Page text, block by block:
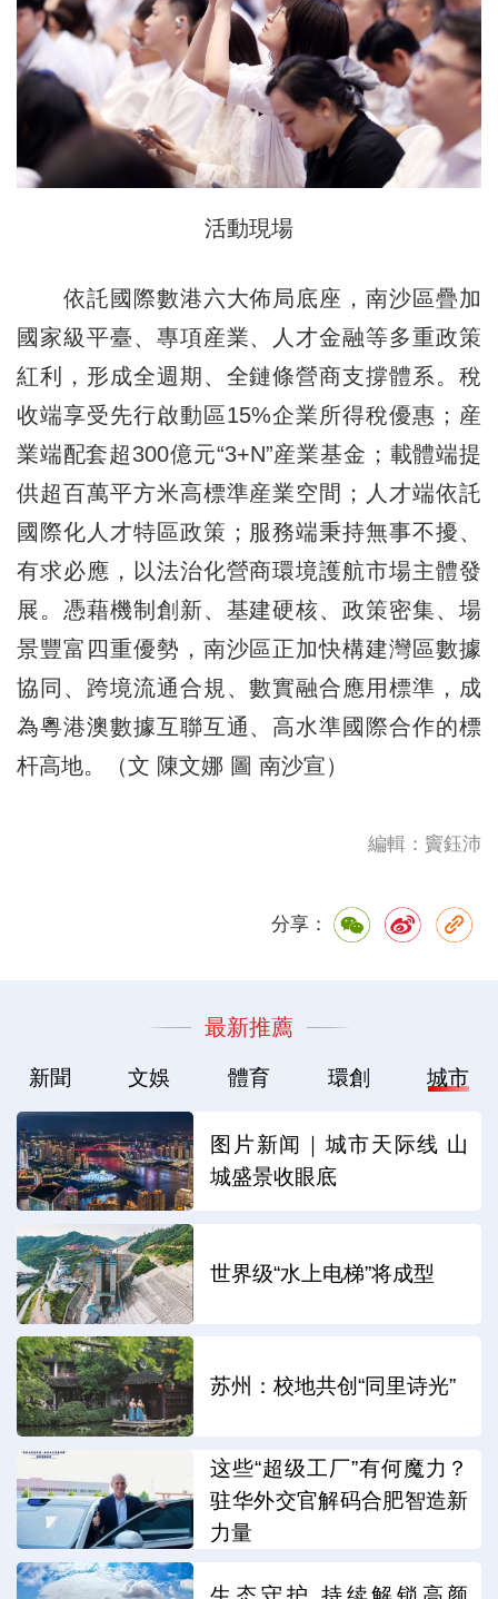
活動現場
依託國際數港六大佈局底座，南沙區疊加
國家級平臺、專項産業、人才金融等多重政策
紅利，形成全週期、全鏈條營商支撐體系。稅
收端享受先行啟動區15%企業所得稅優惠；産
業端配套超300億元“3+N”産業基金；載體端提
供超百萬平方米高標準産業空間；人才端依託
國際化人才特區政策；服務端秉持無事不擾、
有求必應，以法治化營商環境護航市場主體發
展。憑藉機制創新、基建硬核、政策密集、場
景豐富四重優勢，南沙區正加快構建灣區數據
協同、跨境流通合規、數實融合應用標準，成
為粵港澳數據互聯互通、高水準國際合作的標
杆高地。（文 陳文娜 圖 南沙宣）
編輯：竇鈺沛
分享：
最新推薦
新聞 文娛 體育 環創 城市
图片新闻｜城市天际线 山
城盛景收眼底
世界级“水上电梯”将成型
苏州：校地共创“同里诗光”
这些“超级工厂”有何魔力？
驻华外交官解码合肥智造新
力量